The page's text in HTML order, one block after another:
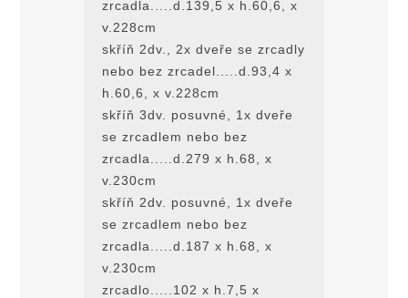
zrcadla.....d.139,5 x h.60,6, x
v.228cm
skříň 2dv., 2x dveře se zrcadly
nebo bez zrcadel.....d.93,4 x
h.60,6, x v.228cm
skříň 3dv. posuvné, 1x dveře
se zrcadlem nebo bez
zrcadla.....d.279 x h.68, x
v.230cm
skříň 2dv. posuvné, 1x dveře
se zrcadlem nebo bez
zrcadla.....d.187 x h.68, x
v.230cm
zrcadlo.....102 x h.7,5 x